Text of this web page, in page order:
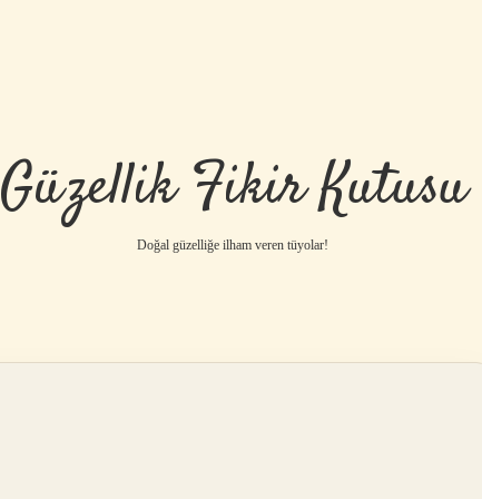
Güzellik Fikir Kutusu
Doğal güzelliğe ilham veren tüyolar!